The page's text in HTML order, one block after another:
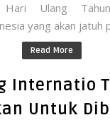
Hari Ulang
yang akan jatuh
Read More
Internatio
Untuk